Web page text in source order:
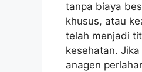
tanpa biaya
khusus, atau
telah menjadi
kesehatan.
anagen